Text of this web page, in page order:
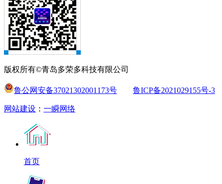
版权所有©青岛多荣多科技有限公司
鲁公网安备37021302001173号 鲁ICP备2021029155号-3
网站建设 ： 一瞬网络
首页